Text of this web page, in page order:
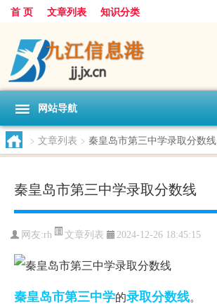
首 页 文章列表 知识分类
网站导航
> 文章列表 > 秦皇岛市第三中学录取分数线
秦皇岛市第三中学录取分数线
网友:rh 文章列表 2024-12-26 18:45:15
秦皇岛市第三中学的录取分数线。